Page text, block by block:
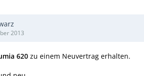
2013
620 zu einem Neuvertrag erhalten.